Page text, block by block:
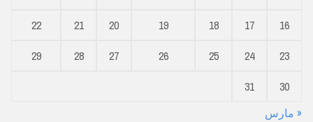
16
17
18
19
20
21
22
23
24
25
26
27
28
29
30
31
« مارس